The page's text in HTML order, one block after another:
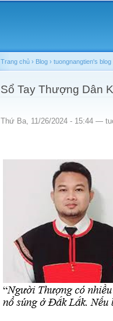
You are here
Trang chủ › Blog › tuongnangtien's blog
Sổ Tay Thượng Dân
Thứ Ba, 11/26/2024 - 15:44 —